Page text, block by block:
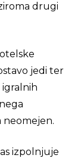
drugi
jedi ter
neomejen.
izpolnjuje